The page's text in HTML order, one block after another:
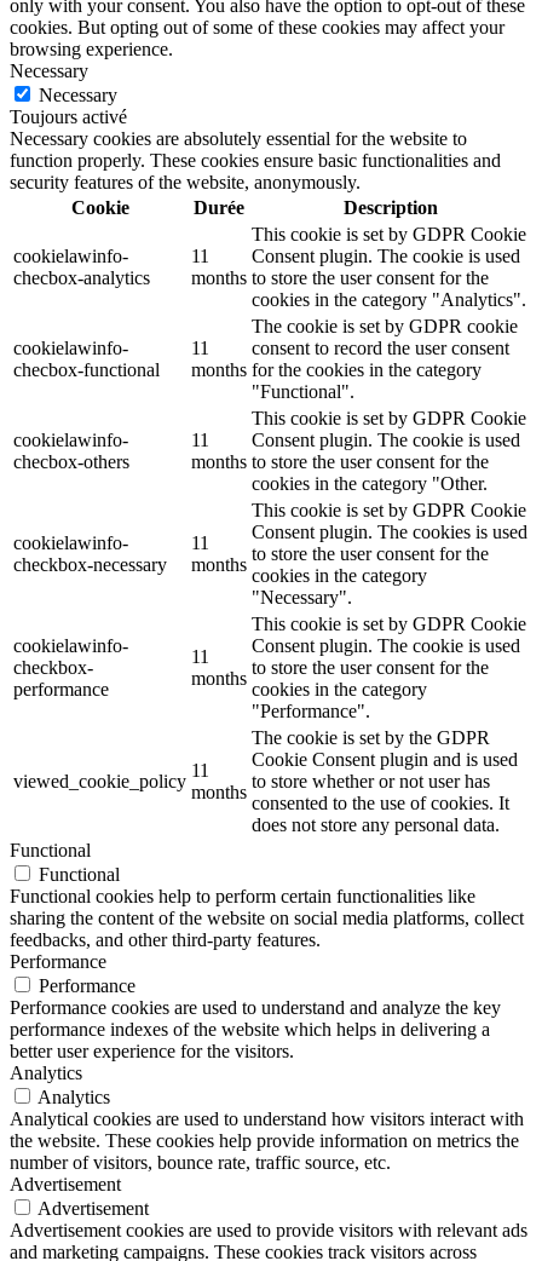
only with your consent. You also have the option to opt-out of these
cookies. But opting out of some of these cookies may affect your
browsing experience.
Necessary
Necessary
Toujours activé
Necessary cookies are absolutely essential for the website to
function properly. These cookies ensure basic functionalities and
security features of the website, anonymously.
Cookie
Durée Description
cookielawinfo-
checbox-analytics
11
months
This cookie is set by GDPR Cookie
Consent plugin. The cookie is used
to store the user consent for the
cookies in the category "Analytics".
cookielawinfo-
checbox-functional
11
months
The cookie is set by GDPR cookie
consent to record the user consent
for the cookies in the category
"Functional".
cookielawinfo-
checbox-others
11
months
This cookie is set by GDPR Cookie
Consent plugin. The cookie is used
to store the user consent for the
cookies in the category "Other.
cookielawinfo-
checkbox-necessary
11
months
This cookie is set by GDPR Cookie
Consent plugin. The cookies is used
to store the user consent for the
cookies in the category
"Necessary".
cookielawinfo-
checkbox-
performance
11
months
This cookie is set by GDPR Cookie
Consent plugin. The cookie is used
to store the user consent for the
cookies in the category
"Performance".
viewed_cookie_policy
11
months
The cookie is set by the GDPR
Cookie Consent plugin and is used
to store whether or not user has
consented to the use of cookies. It
does not store any personal data.
Functional
Functional
Functional cookies help to perform certain functionalities like
sharing the content of the website on social media platforms, collect
feedbacks, and other third-party features.
Performance
Performance
Performance cookies are used to understand and analyze the key
performance indexes of the website which helps in delivering a
better user experience for the visitors.
Analytics
Analytics
Analytical cookies are used to understand how visitors interact with
the website. These cookies help provide information on metrics the
number of visitors, bounce rate, traffic source, etc.
Advertisement
Advertisement
Advertisement cookies are used to provide visitors with relevant ads
and marketing campaigns. These cookies track visitors across